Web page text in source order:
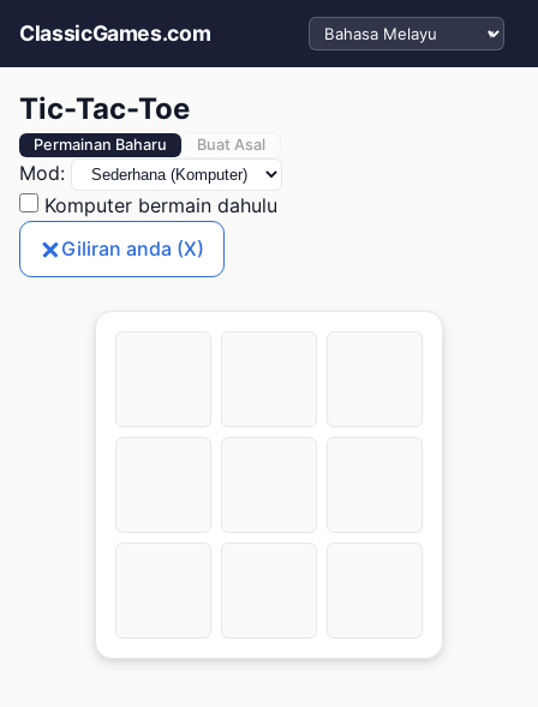
ClassicGames.com Pilih bahasa
Tic-Tac-Toe
Permainan Baharu Buat Asal
Mod:
Komputer bermain dahulu
Giliran anda (X)